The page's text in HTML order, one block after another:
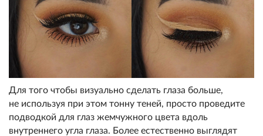
Для того чтобы визуально сделать глаза больше,
не используя при этом тонну теней, просто проведите
подводкой для глаз жемчужного цвета вдоль
внутреннего угла глаза. Более естественно выглядят